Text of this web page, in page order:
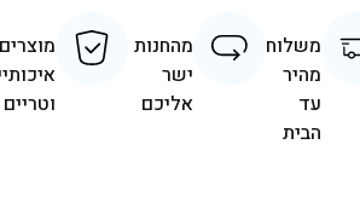
משלוח
מהיר
עד
הבית
מהחנות
ישר
אליכם
מוצרים
וטריים